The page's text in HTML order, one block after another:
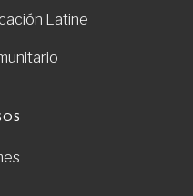
Latine